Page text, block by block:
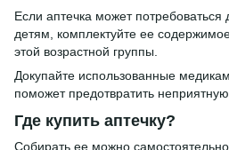
Если аптечка может
детям, комплектуйте ее
этой возрастной группы.
Докупайте использованные
поможет предотвратить
Где купить аптечку?
Собирать ее можно